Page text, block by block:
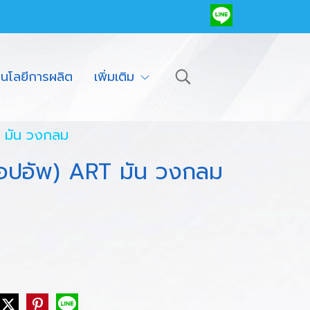
นโลยีการผลิต เพิ่มเติม
มัน วงกลม
ปอัพ) ART มัน วงกลม